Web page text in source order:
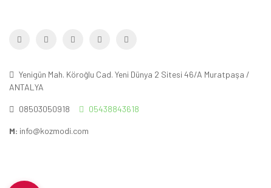
Yenigün Mah. Köroğlu Cad. Yeni Dünya 2 Sitesi 46/A Muratpaşa /
ANTALYA
08503050918 05438843618
M: info@kozmodi.com